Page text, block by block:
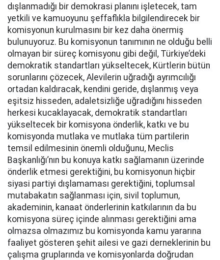
dışlanmadığı bir demokrasi planını işletecek, tam
yetkili ve kamuoyunu şeffaflıkla bilgilendirecek bir
komisyonun kurulmasını bir kez daha önermiş
bulunuyoruz. Bu komisyonun tanımının ne olduğu belli
olmayan bir süreç komisyonu gibi değil, Türkiye’deki
demokratik standartları yükseltecek, Kürtlerin bütün
sorunlarını çözecek, Alevilerin uğradığı ayrımcılığı
ortadan kaldıracak, kendini geride, dışlanmış veya
eşitsiz hisseden, adaletsizliğe uğradığını hisseden
herkesi kucaklayacak, demokratik standartları
yükseltecek bir komisyona önderlik, katkı ve bu
komisyonda mutlaka ve mutlaka tüm partilerin
temsil edilmesinin önemli olduğunu, Meclis
Başkanlığı’nın bu konuya katkı sağlamanın üzerinde
önderlik etmesi gerektiğini, bu komisyonun hiçbir
siyasi partiyi dışlamaması gerektiğini, toplumsal
mutabakatın sağlanması için, sivil toplumun,
akademinin, kanaat önderlerinin katkılarının da bu
komisyona süreç içinde alınması gerektiğini ama
olmazsa olmazımız bu komisyonda kamu yararına
faaliyet gösteren şehit ailesi ve gazi derneklerinin bu
çalışma gruplarında ve komisyonlarda doğrudan